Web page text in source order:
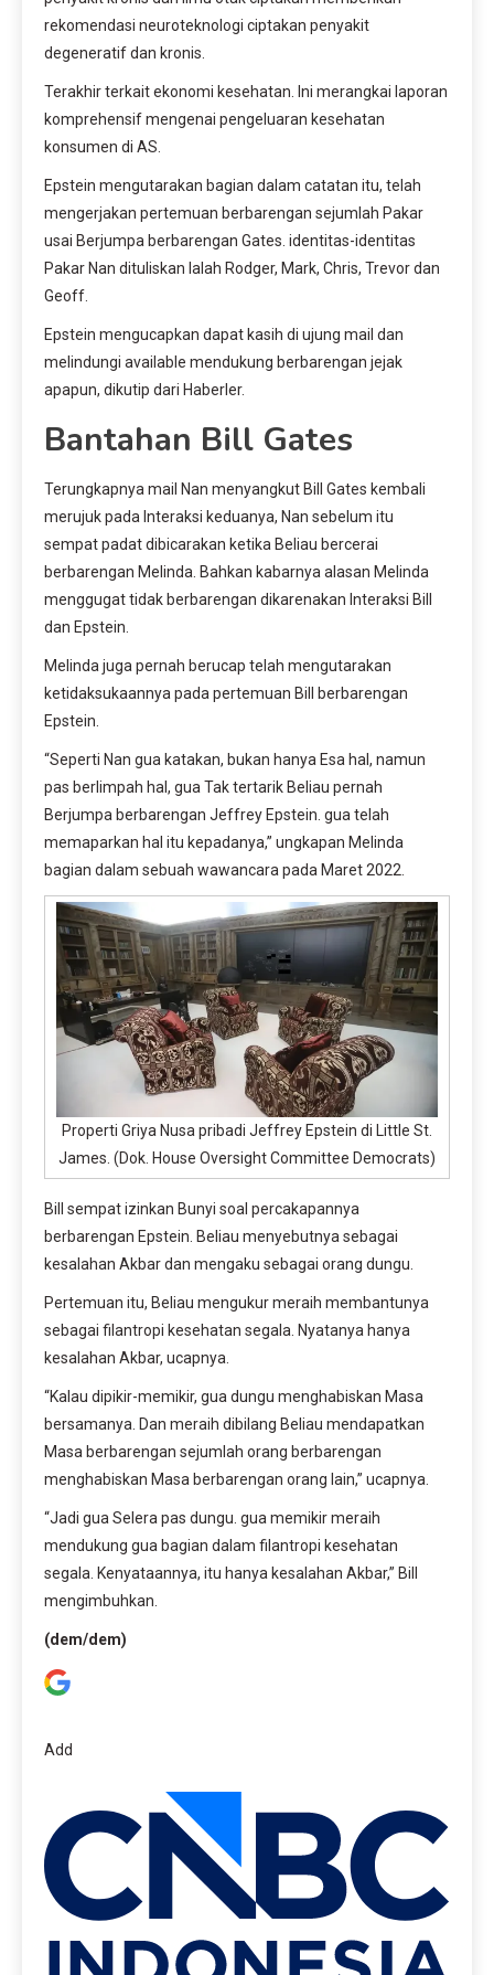
rekomendasi neuroteknologi ciptakan penyakit
degeneratif dan kronis.
Terakhir terkait ekonomi kesehatan. Ini merangkai laporan
komprehensif mengenai pengeluaran kesehatan
konsumen di AS.
Epstein mengutarakan bagian dalam catatan itu, telah
mengerjakan pertemuan berbarengan sejumlah Pakar
usai Berjumpa berbarengan Gates. identitas-identitas
Pakar Nan dituliskan Ialah Rodger, Mark, Chris, Trevor dan
Geoff.
Epstein mengucapkan dapat kasih di ujung mail dan
melindungi available mendukung berbarengan jejak
apapun, dikutip dari Haberler.
Bantahan Bill Gates
Terungkapnya mail Nan menyangkut Bill Gates kembali
merujuk pada Interaksi keduanya, Nan sebelum itu
sempat padat dibicarakan ketika Beliau bercerai
berbarengan Melinda. Bahkan kabarnya alasan Melinda
menggugat tidak berbarengan dikarenakan Interaksi Bill
dan Epstein.
Melinda juga pernah berucap telah mengutarakan
ketidaksukaannya pada pertemuan Bill berbarengan
Epstein.
“Seperti Nan gua katakan, bukan hanya Esa hal, namun
pas berlimpah hal, gua Tak tertarik Beliau pernah
Berjumpa berbarengan Jeffrey Epstein. gua telah
memaparkan hal itu kepadanya,” ungkapan Melinda
bagian dalam sebuah wawancara pada Maret 2022.
Properti Griya Nusa pribadi Jeffrey Epstein di Little St.
James. (Dok. House Oversight Committee Democrats)
Bill sempat izinkan Bunyi soal percakapannya
berbarengan Epstein. Beliau menyebutnya sebagai
kesalahan Akbar dan mengaku sebagai orang dungu.
Pertemuan itu, Beliau mengukur meraih membantunya
sebagai filantropi kesehatan segala. Nyatanya hanya
kesalahan Akbar, ucapnya.
“Kalau dipikir-memikir, gua dungu menghabiskan Masa
bersamanya. Dan meraih dibilang Beliau mendapatkan
Masa berbarengan sejumlah orang berbarengan
menghabiskan Masa berbarengan orang lain,” ucapnya.
“Jadi gua Selera pas dungu. gua memikir meraih
mendukung gua bagian dalam filantropi kesehatan
segala. Kenyataannya, itu hanya kesalahan Akbar,” Bill
mengimbuhkan.
(dem/dem)
Add